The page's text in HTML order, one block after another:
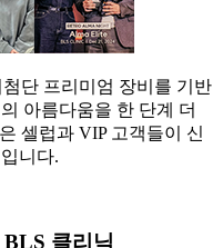
단 프리미엄 장비를 기반
아름다움을 한 단계 더
셀럽과 VIP 고객들이 신
니다.
클리닉